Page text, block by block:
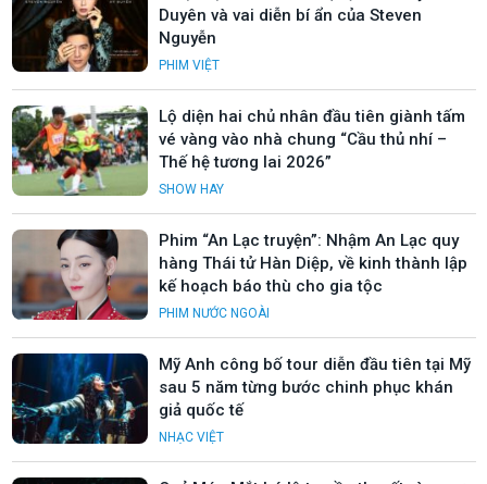
Duyên và vai diễn bí ẩn của Steven
Nguyễn
PHIM VIỆT
Lộ diện hai chủ nhân đầu tiên giành tấm
vé vàng vào nhà chung “Cầu thủ nhí –
Thế hệ tương lai 2026”
SHOW HAY
Phim “An Lạc truyện”: Nhậm An Lạc quy
hàng Thái tử Hàn Diệp, về kinh thành lập
kế hoạch báo thù cho gia tộc
PHIM NƯỚC NGOÀI
Mỹ Anh công bố tour diễn đầu tiên tại Mỹ
sau 5 năm từng bước chinh phục khán
giả quốc tế
NHẠC VIỆT